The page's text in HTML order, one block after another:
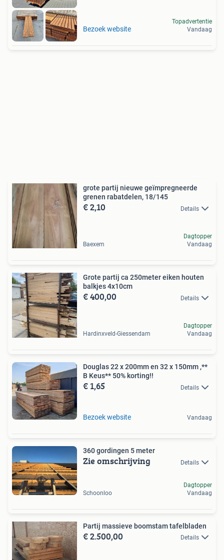
Bezoek website
Topadvertentie
Vandaag
grote partij nieuwe geïmpregneerde
grenen rabatdelen, 18/145
€ 2,10 Details
Baexem
Dagtopper
Vandaag
Grote partij ca 250meter eiken houten
balkjes 4x10cm
€ 400,00 Details
Hardinxveld-Giessendam
Dagtopper
Vandaag
Douglas 22 x 200mm en 32 x 150mm ,**
B Keus** 50% korting!!
€ 1,65 Details
Bezoek website Vandaag
360 gordingen 5 meter
Zie omschrijving Details
Schoonloo
Dagtopper
Vandaag
Partij massieve boomstam tafelbladen
€ 2.500,00 Details